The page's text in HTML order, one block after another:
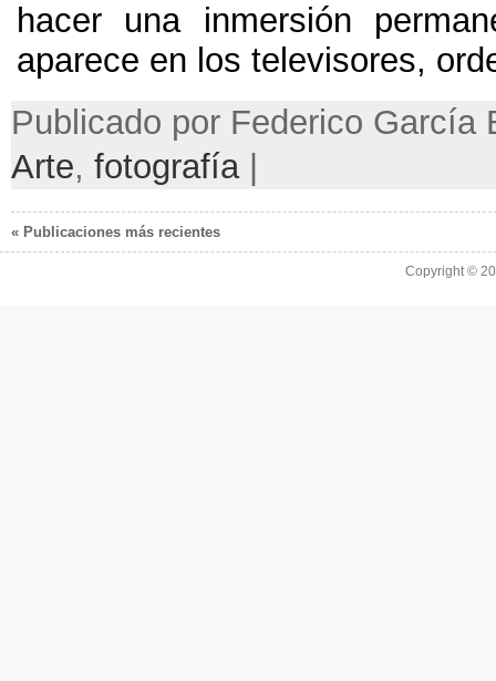
hacer una inmersión
aparece en los televisores,
Publicado por Federico García
Arte, fotografía|
« Publicaciones más recientes
Copyright ©